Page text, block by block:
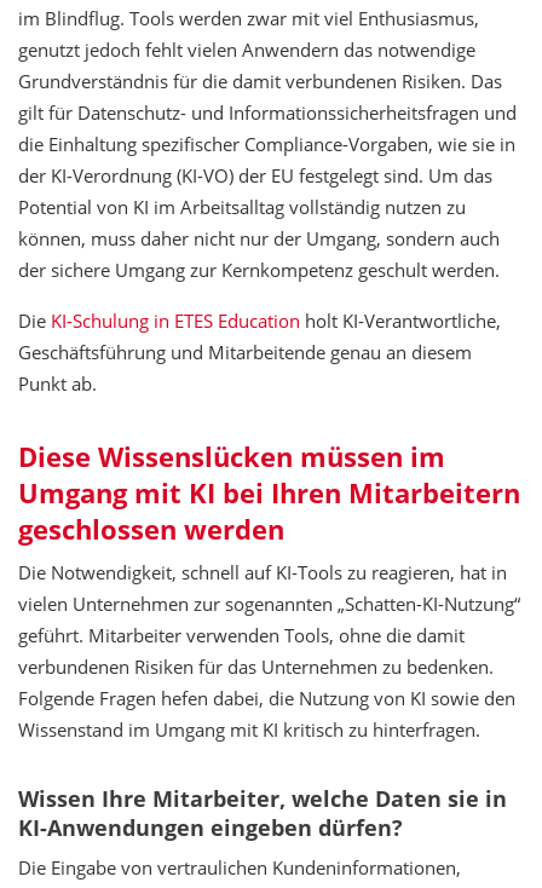
im Blindflug. Tools werden zwar mit viel Enthusiasmus,
genutzt jedoch fehlt vielen Anwendern das notwendige
Grundverständnis für die damit verbundenen Risiken. Das
gilt für Datenschutz- und Informationssicherheitsfragen und
die Einhaltung spezifischer Compliance-Vorgaben, wie sie in
der KI-Verordnung (KI-VO) der EU festgelegt sind. Um das
Potential von KI im Arbeitsalltag vollständig nutzen zu
können, muss daher nicht nur der Umgang, sondern auch
der sichere Umgang zur Kernkompetenz geschult werden.
Die KI-Schulung in ETES Education holt KI-Verantwortliche,
Geschäftsführung und Mitarbeitende genau an diesem
Punkt ab.
Diese Wissenslücken müssen im
Umgang mit KI bei Ihren Mitarbeitern
geschlossen werden
Die Notwendigkeit, schnell auf KI-Tools zu reagieren, hat in
vielen Unternehmen zur sogenannten „Schatten-KI-Nutzung“
geführt. Mitarbeiter verwenden Tools, ohne die damit
verbundenen Risiken für das Unternehmen zu bedenken.
Folgende Fragen hefen dabei, die Nutzung von KI sowie den
Wissenstand im Umgang mit KI kritisch zu hinterfragen.
Wissen Ihre Mitarbeiter, welche Daten sie in
KI-Anwendungen eingeben dürfen?
Die Eingabe von vertraulichen Kundeninformationen,